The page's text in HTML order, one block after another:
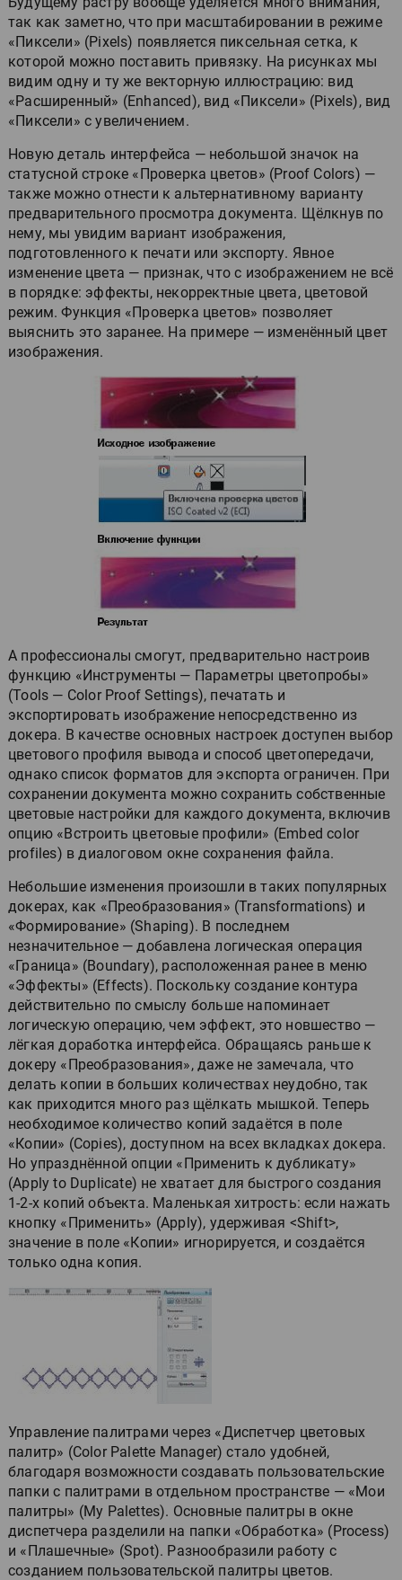
так как заметно, что при масштабировании в режиме
«Пиксели» (Pixels) появляется пиксельная сетка, к
которой можно поставить привязку. На рисунках мы
видим одну и ту же векторную иллюстрацию: вид
«Расширенный» (Enhanced), вид «Пиксели» (Pixels), вид
«Пиксели» с увеличением.
Новую деталь интерфейса — небольшой значок на
статусной строке «Проверка цветов» (Proof Colors) —
также можно отнести к альтернативному варианту
предварительного просмотра документа. Щёлкнув по
нему, мы увидим вариант изображения,
подготовленного к печати или экспорту. Явное
изменение цвета — признак, что с изображением не всё
в порядке: эффекты, некорректные цвета, цветовой
режим. Функция «Проверка цветов» позволяет
выяснить это заранее. На примере — изменённый цвет
изображения.
А профессионалы смогут, предварительно настроив
функцию «Инструменты — Параметры цветопробы»
(Tools — Color Proof Settings), печатать и
экспортировать изображение непосредственно из
докера. В качестве основных настроек доступен выбор
цветового профиля вывода и способ цветопередачи,
однако список форматов для экспорта ограничен. При
сохранении документа можно сохранить собственные
цветовые настройки для каждого документа, включив
опцию «Встроить цветовые профили» (Embed color
profiles) в диалоговом окне сохранения файла.
Небольшие изменения произошли в таких популярных
докерах, как «Преобразования» (Transformations) и
«Формирование» (Shaping). В последнем
незначительное — добавлена логическая операция
«Граница» (Boundary), расположенная ранее в меню
«Эффекты» (Effects). Поскольку создание контура
действительно по смыслу больше напоминает
логическую операцию, чем эффект, это новшество —
лёгкая доработка интерфейса. Обращаясь раньше к
докеру «Преобразования», даже не замечала, что
делать копии в больших количествах неудобно, так
как приходится много раз щёлкать мышкой. Теперь
необходимое количество копий задаётся в поле
«Копии» (Copies), доступном на всех вкладках докера.
Но упразднённой опции «Применить к дубликату»
(Apply to Duplicate) не хватает для быстрого создания
1-2-х копий объекта. Маленькая хитрость: если нажать
кнопку «Применить» (Apply), удерживая <Shift>,
значение в поле «Копии» игнорируется, и создаётся
только одна копия.
Управление палитрами через «Диспетчер цветовых
палитр» (Color Palette Manager) стало удобней,
благодаря возможности создавать пользовательские
папки с палитрами в отдельном пространстве — «Мои
палитры» (My Palettes). Основные палитры в окне
диспетчера разделили на папки «Обработка» (Process)
и «Плашечные» (Spot). Разнообразили работу с
созданием пользовательской палитры цветов.